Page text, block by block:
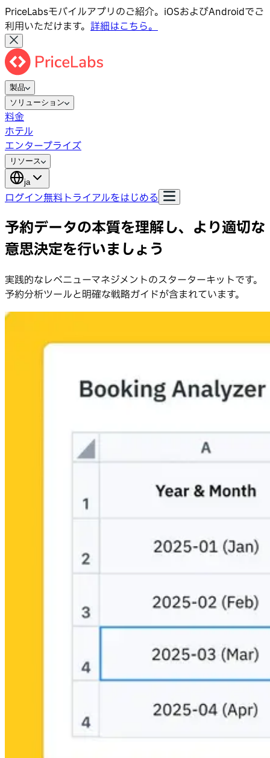
PriceLabsモバイルアプリのご紹介。iOSおよびAndroidでご
利用いただけます。 詳細はこちら。
製品
ソリューション
料金
ホテル
エンタープライズ
リソース
ja
ログイン無料トライアルをはじめる
予約データの本質を理解し、より適切な
意思決定を行いましょう
実践的なレベニューマネジメントのスターターキットです。
予約分析ツールと明確な戦略ガイドが含まれています。